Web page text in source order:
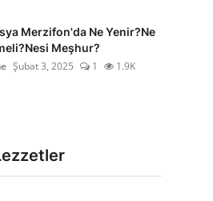
Merzifon'da Ne Yenir?Ne
Meşhur?
Şubat 3, 2025 1 1.9K